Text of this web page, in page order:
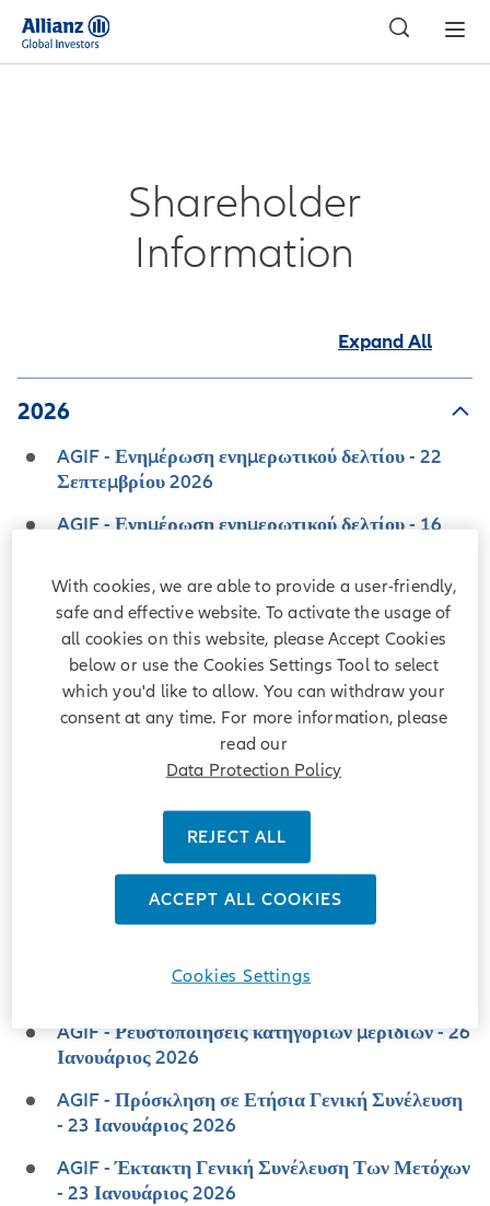
Shareholder
Information
Expand All
2026
AGIF - Ενημέρωση ενημερωτικού δελτίου - 22
Σεπτεμβρίου 2026
AGIF - Ενημέρωση ενημερωτικού δελτίου - 16
AGIF - Ενημέρωση ενημερωτικού δελτίου - 23
Μαρτίου 2026
AGIF - 2η Έκτακτη Γενική Συνέλευση των
Μετόχων - 09 Μαρτίου 2026
Σχέδιο αναθεωρημένου καταστατικού (μόνο στην
αγγλική γλώσσα) σε σχέση με την έκτακτη γενική
συνέλευση της AGIF για το 2026
Σύγκριση μεταξύ του ισχύοντος και του
προτεινόμενου επικαιροποιημένου καταστατικού
(μόνο στην αγγλική γλώσσα) σε σχέση με την
επιστολή προς τους μετόχους της 2ης έκτακτης
γενικής συνέλευσης της AGIF
AGIF - Πρόσκληση για τη 2η Έκτακτη Γενική
Συνέλευση - 09 Μαρτίου 2026
AGIF - Ρευστοποιήσεις κατηγοριών μεριδίων - 26
Ιανουάριος 2026
AGIF - Πρόσκληση σε Ετήσια Γενική Συνέλευση
- 23 Ιανουάριος 2026
AGIF - Έκτακτη Γενική Συνέλευση Των Μετόχων
- 23 Ιανουάριος 2026
With cookies, we are able to provide a user-friendly,
safe and effective website. To activate the usage of
all cookies on this website, please Accept Cookies
below or use the Cookies Settings Tool to select
which you'd like to allow. You can withdraw your
consent at any time. For more information, please
read our
Data Protection Policy
REJECT ALL
ACCEPT ALL COOKIES
Cookies Settings